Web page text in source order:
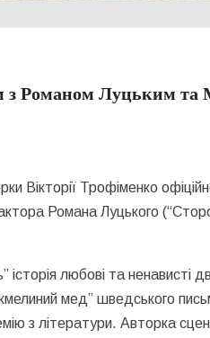
з Романом Луцьким
Вікторії Трофіменко
Романа Луцького
любові та ненависті
мед” шведського
з літератури. Авторка